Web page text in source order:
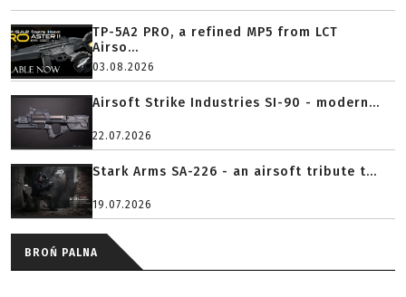
TP-5A2 PRO, a refined MP5 from LCT
Airso...
03.08.2026
Airsoft Strike Industries SI-90 - modern...
22.07.2026
Stark Arms SA-226 - an airsoft tribute t...
19.07.2026
BROŃ PALNA